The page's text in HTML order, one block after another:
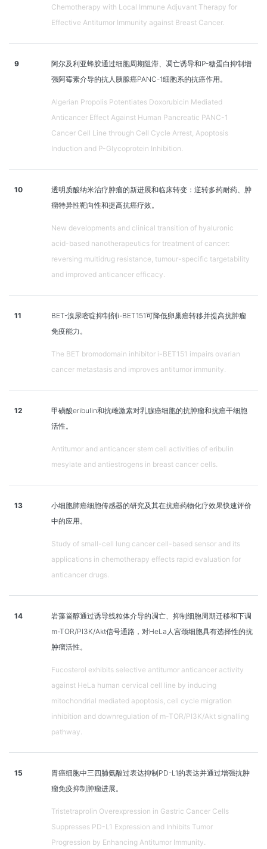
Chemotherapy with Local Immune Adjuvant Therapy for
Effective Antitumor Immunity against Breast Cancer.
9
阿尔及利亚蜂胶通过细胞周期阻滞、凋亡诱导和P-糖蛋白抑制增
强阿霉素介导的抗人胰腺癌PANC-1细胞系的抗癌作用。
Algerian Propolis Potentiates Doxorubicin Mediated
Anticancer Effect Against Human Pancreatic PANC-1
Cancer Cell Line through Cell Cycle Arrest, Apoptosis
Induction and P-Glycoprotein Inhibition.
10
透明质酸纳米治疗肿瘤的新进展和临床转变：逆转多药耐药、肿
瘤特异性靶向性和提高抗癌疗效。
New developments and clinical transition of hyaluronic
acid-based nanotherapeutics for treatment of cancer:
reversing multidrug resistance, tumour-specific targetability
and improved anticancer efficacy.
11
BET-溴尿嘧啶抑制剂i-BET151可降低卵巢癌转移并提高抗肿瘤
免疫能力。
The BET bromodomain inhibitor i-BET151 impairs ovarian
cancer metastasis and improves antitumor immunity.
12
甲磺酸eribulin和抗雌激素对乳腺癌细胞的抗肿瘤和抗癌干细胞
活性。
Antitumor and anticancer stem cell activities of eribulin
mesylate and antiestrogens in breast cancer cells.
13
小细胞肺癌细胞传感器的研究及其在抗癌药物化疗效果快速评价
中的应用。
Study of small-cell lung cancer cell-based sensor and its
applications in chemotherapy effects rapid evaluation for
anticancer drugs.
14
岩藻甾醇通过诱导线粒体介导的凋亡、抑制细胞周期迁移和下调
m-TOR/PI3K/Akt信号通路，对HeLa人宫颈细胞具有选择性的抗
肿瘤活性。
Fucosterol exhibits selective antitumor anticancer activity
against HeLa human cervical cell line by inducing
mitochondrial mediated apoptosis, cell cycle migration
inhibition and downregulation of m-TOR/PI3K/Akt signalling
pathway.
15
胃癌细胞中三四脯氨酸过表达抑制PD-L1的表达并通过增强抗肿
瘤免疫抑制肿瘤进展。
Tristetraprolin Overexpression in Gastric Cancer Cells
Suppresses PD-L1 Expression and Inhibits Tumor
Progression by Enhancing Antitumor Immunity.